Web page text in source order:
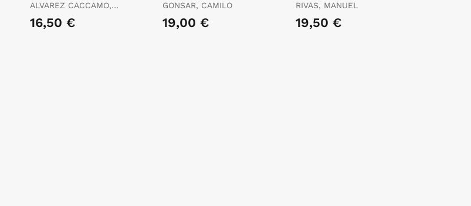
ALVAREZ CACCAMO,
XOSE MARIA
16,50 €
GONSAR, CAMILO
19,00 €
RIVAS, MANUEL
19,50 €